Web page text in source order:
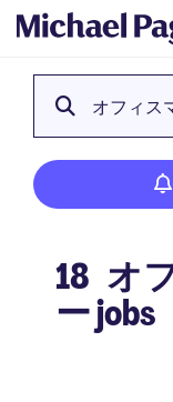
オフィス
18 オ
ー jobs